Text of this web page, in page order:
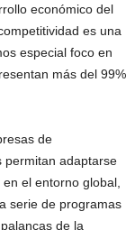
económico del
es una
especial foco en
más del 99%
de
permitan adaptarse
el entorno global,
serie de programas
de la